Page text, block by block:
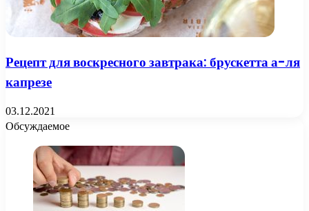
Рецепт для воскресного завтрака: брускетта а-ля
капрезе
03.12.2021
Обсуждаемое